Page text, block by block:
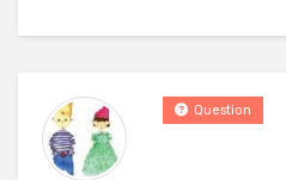
Question